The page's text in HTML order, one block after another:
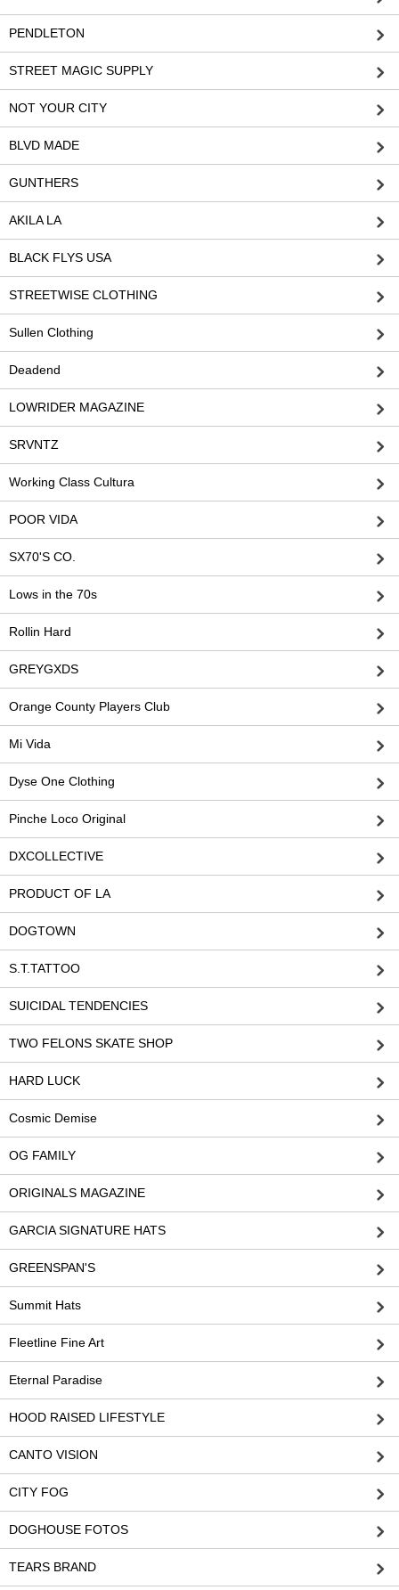
PENDLETON
STREET MAGIC SUPPLY
NOT YOUR CITY
BLVD MADE
GUNTHERS
AKILA LA
BLACK FLYS USA
STREETWISE CLOTHING
Sullen Clothing
Deadend
LOWRIDER MAGAZINE
SRVNTZ
Working Class Cultura
POOR VIDA
SX70'S CO.
Lows in the 70s
Rollin Hard
GREYGXDS
Orange County Players Club
Mi Vida
Dyse One Clothing
Pinche Loco Original
DXCOLLECTIVE
PRODUCT OF LA
DOGTOWN
S.T.TATTOO
SUICIDAL TENDENCIES
TWO FELONS SKATE SHOP
HARD LUCK
Cosmic Demise
OG FAMILY
ORIGINALS MAGAZINE
GARCIA SIGNATURE HATS
GREENSPAN'S
Summit Hats
Fleetline Fine Art
Eternal Paradise
HOOD RAISED LIFESTYLE
CANTO VISION
CITY FOG
DOGHOUSE FOTOS
TEARS BRAND